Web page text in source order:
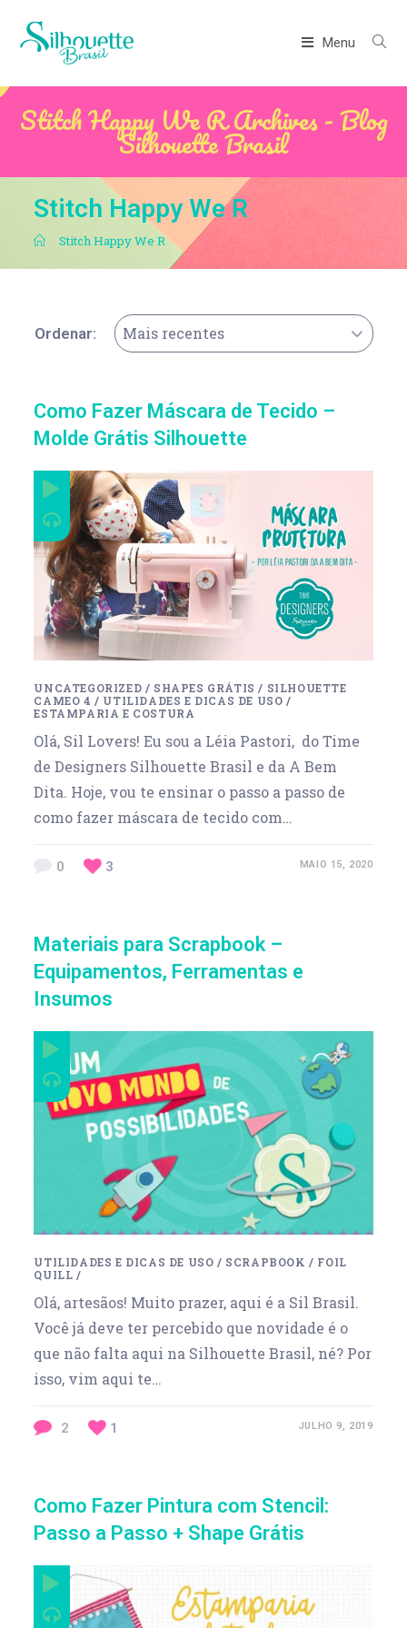
Menu
Stitch Happy We R Archives - Blog
Silhouette Brasil
Stitch Happy We R
. Stitch Happy We R
Ordenar: Mais recentes
Como Fazer Máscara de Tecido –
Molde Grátis Silhouette
UNCATEGORIZED / SHAPES GRÁTIS / SILHOUETTE
CAMEO 4 / UTILIDADES E DICAS DE USO /
ESTAMPARIA E COSTURA
Olá, Sil Lovers! Eu sou a Léia Pastori, do Time
de Designers Silhouette Brasil e da A Bem
Dita. Hoje, vou te ensinar o passo a passo de
como fazer máscara de tecido com…
0 3 MAIO 15, 2020
Materiais para Scrapbook –
Equipamentos, Ferramentas e
Insumos
UTILIDADES E DICAS DE USO / SCRAPBOOK / FOIL
QUILL /
Olá, artesãos! Muito prazer, aqui é a Sil Brasil.
Você já deve ter percebido que novidade é o
que não falta aqui na Silhouette Brasil, né? Por
isso, vim aqui te…
2 1 JULHO 9, 2019
Como Fazer Pintura com Stencil:
Passo a Passo + Shape Grátis